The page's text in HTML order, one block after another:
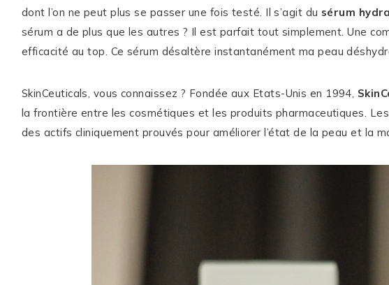
vous aider ?
WORK WITH ME
MES FORMATIONS
MA NEWSLETTER
dont l’on ne peut plus se passer une fois testé. Il s’agit du sérum
sérum a de plus que les autres ? Il est parfait tout simplement. Une
efficacité au top. Ce sérum désaltère instantanément ma peau
SkinCeuticals, vous connaissez ? Fondée aux Etats-Unis en 1994,
la frontière entre les cosmétiques et les produits pharmaceutiques.
des actifs cliniquement prouvés pour améliorer l’état de la peau et la